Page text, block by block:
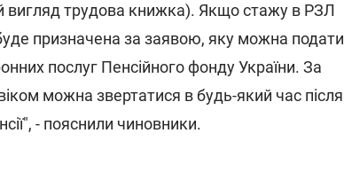
вигляд трудова книжка). Якщо стажу в РЗЛ
призначена за заявою, яку можна подати
послуг Пенсійного фонду України. За
можна звертатися в будь-який час після
- пояснили чиновники.